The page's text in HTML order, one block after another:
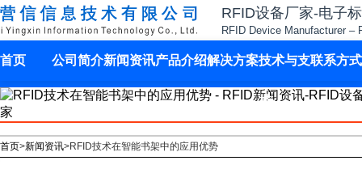
RFID设备厂家-电子
RFID Device Manufacturer –
首页 公司简介新闻资讯产品介绍解决方案技术与支
持
联系方式
首页>新闻资讯>RFID技术在智能书架中的应用优势